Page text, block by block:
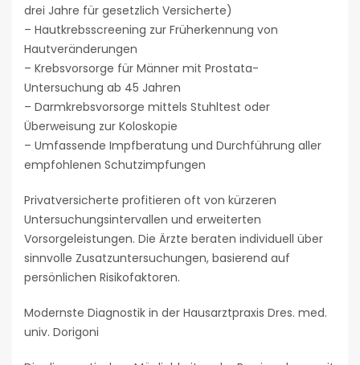
drei Jahre für gesetzlich Versicherte)
– Hautkrebsscreening zur Früherkennung von
Hautveränderungen
– Krebsvorsorge für Männer mit Prostata-
Untersuchung ab 45 Jahren
– Darmkrebsvorsorge mittels Stuhltest oder
Überweisung zur Koloskopie
– Umfassende Impfberatung und Durchführung aller
empfohlenen Schutzimpfungen
Privatversicherte profitieren oft von kürzeren
Untersuchungsintervallen und erweiterten
Vorsorgeleistungen. Die Ärzte beraten individuell über
sinnvolle Zusatzuntersuchungen, basierend auf
persönlichen Risikofaktoren.
Modernste Diagnostik in der Hausarztpraxis Dres. med.
univ. Dorigoni